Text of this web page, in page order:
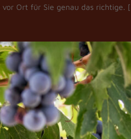
vor Ort für Sie genau das richtige.